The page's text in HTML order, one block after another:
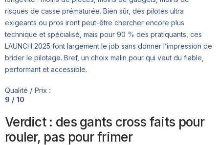
risques de casse prématurée. Bien sûr, des pilotes ultra
exigeants ou pros iront peut-être chercher encore plus
technique et spécialisé, mais pour 90 % des pratiquants, ces
LAUNCH 2025 font largement le job sans donner l’impression de
brider le pilotage. Bref, un choix malin pour qui veut du fiable,
performant et accessible.
Qualité / Prix :
9 / 10
Verdict : des gants cross faits pour
rouler, pas pour frimer